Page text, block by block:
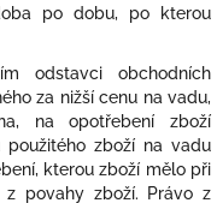
po dobu, po kterou
odstavci obchodních
za nižší cenu na vadu,
na opotřebení zboží
zboží na vadu
kterou zboží mělo při
povahy zboží. Právo z